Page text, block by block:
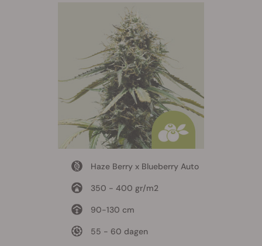
Haze Berry x Blueberry Auto
350 - 400 gr/m2
90-130 cm
55 - 60 dagen